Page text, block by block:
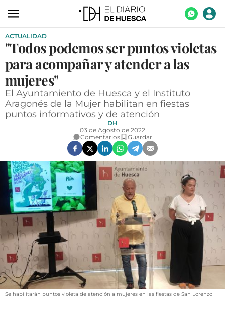
ACTUALIDAD
ECONOMÍA
TECNOLOGÍA
TURISMO
AGROALIMENTACIÓN
SOCIEDAD
OPINIÓN
GALERÍAS
VÍDEOS
CONTACTAR
FIESTAS EN EL ALTO ARAGÓN
FIESTAS DE SAN LORENZO
ACTUALIDAD
"Todos podemos ser puntos violetas
para acompañar y atender a las
mujeres"
El Ayuntamiento de Huesca y el Instituto
Aragonés de la Mujer habilitan en fiestas
puntos informativos y de atención
DH
03 de Agosto de 2022
Comentarios
Guardar
Se habilitarán puntos violeta de atención a mujeres en las fiestas de San Lorenzo